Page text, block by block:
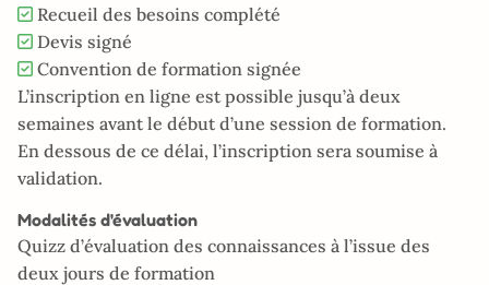
Recueil des besoins complété
Devis signé
Convention de formation signée
L’inscription en ligne est possible jusqu’à deux
semaines avant le début d’une session de formation.
En dessous de ce délai, l’inscription sera soumise à
validation.
Modalités d'évaluation
Quizz d’évaluation des connaissances à l’issue des
deux jours de formation